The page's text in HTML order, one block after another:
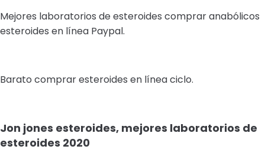
Mejores laboratorios de esteroides comprar anabólicos
esteroides en línea Paypal.
Barato comprar esteroides en línea ciclo.
Jon jones esteroides, mejores laboratorios de
esteroides 2020